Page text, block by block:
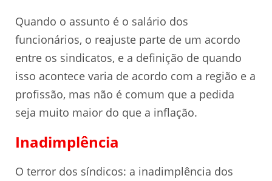
Quando o assunto é o salário dos
funcionários, o reajuste parte de um acordo
entre os sindicatos, e a definição de quando
isso acontece varia de acordo com a região e a
profissão, mas não é comum que a pedida
seja muito maior do que a inflação.
Inadimplência
O terror dos síndicos: a inadimplência dos